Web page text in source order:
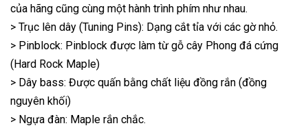
của hãng cũng cùng một hành trình phím như nhau.
> Trục lên dây (Tuning Pins): Dạng cắt tỉa với các gờ nhỏ.
> Pinblock: Pinblock được làm từ gỗ cây Phong đá cứng
(Hard Rock Maple)
> Dây bass: Được quấn bằng chất liệu đồng rắn (đồng
nguyên khối)
> Ngựa đàn: Maple rắn chắc.